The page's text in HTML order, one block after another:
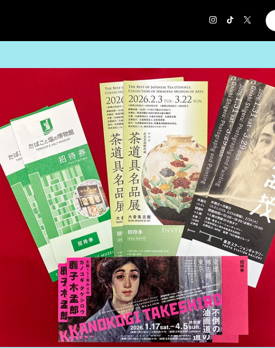
COLUMN コラム記事
EXHIBITION 展覧会情報
MUSEUM 美術館情報
NEWS お知らせ
CONTACT お問合せ
POLICY